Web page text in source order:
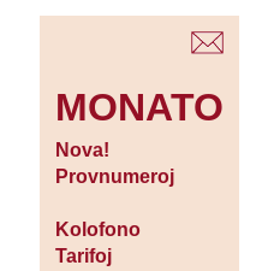
MONATO
Nova!
Provnumeroj
Kolofono
Tarifoj